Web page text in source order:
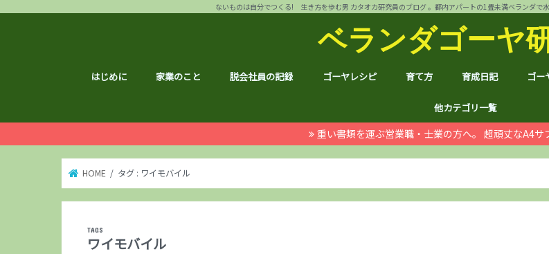
ないものは自分でつくる! 生き方を歩む男 カタオカ研究員のブログ 。都内アパートの1畳未満ベランダで
ベランダゴーヤ
はじめに 家業のこと 脱会社員の記録 ゴーヤレシピ 育て方
自動給水装置
ハイポニカ水耕栽培とは
ノウハウ
育成日記
ほんわか
日常
月例報告
収支決算
ゴー
他カテゴリ一覧
ゴジラ
空き家
PC・スマホ
シャープ
ドローン
ブログ運営
ムダ知識
マラソン
RX100
子育て
#地域ブログ
株式投資・お金
重い書類を運ぶ営業職・士業の方へ。 超頑丈なA4サ
HOME タグ : ワイモバイル
ワイモバイル